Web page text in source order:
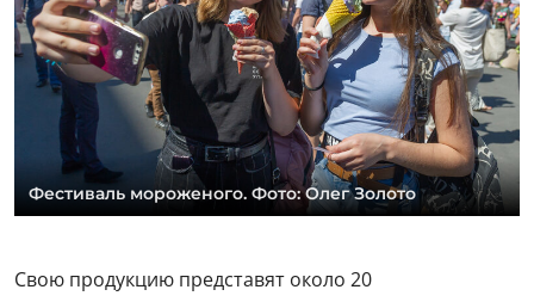
Фестиваль мороженого. Фото: Олег Золото
Свою продукцию представят около 20